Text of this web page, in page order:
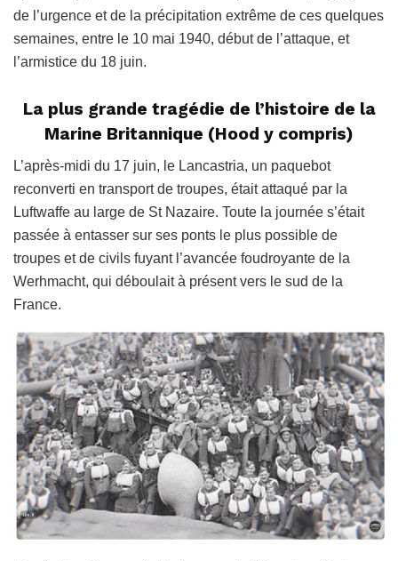
de l’urgence et de la précipitation extrême de ces quelques
semaines, entre le 10 mai 1940, début de l’attaque, et
l’armistice du 18 juin.
La plus grande tragédie de l’histoire de la
Marine Britannique (Hood y compris)
L’après-midi du 17 juin, le Lancastria, un paquebot
reconverti en transport de troupes, était attaqué par la
Luftwaffe au large de St Nazaire. Toute la journée s’était
passée à entasser sur ses ponts le plus possible de
troupes et de civils fuyant l’avancée foudroyante de la
Werhmacht, qui déboulait à présent vers le sud de la
France.